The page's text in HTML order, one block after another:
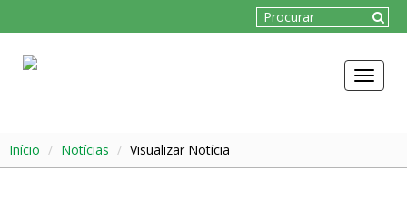
Toggle
Início Notícias Visualizar Notícia